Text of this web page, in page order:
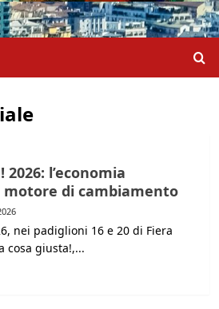
2026: l’economia
di cambiamento
nei padiglioni 16 e 20 di Fiera
cosa giusta!,...